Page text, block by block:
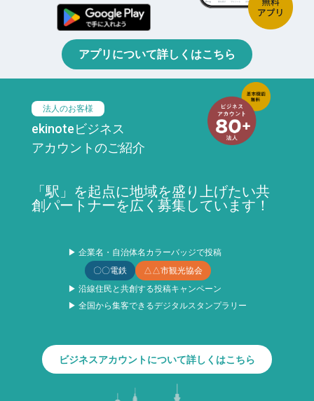
アプリについて詳しくはこちら
法人のお客様
ekinoteビジネス
アカウントのご紹介
「駅」を起点に地域を盛り上げたい共
創パートナーを広く募集しています！
▶ 企業名・自治体名カラーバッジで投稿
〇〇電鉄
△△市観光協会
▶ 沿線住民と共創する投稿キャンペーン
▶ 全国から集客できるデジタルスタンプラリー
ビジネスアカウントについて詳しくはこちら